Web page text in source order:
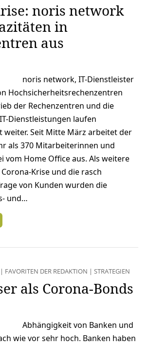
noris network
in
aus
noris network, IT-Dienstleister
Hochsicherheitsrechenzentren
der Rechenzentren und die
Dienstleistungen laufen
weiter. Seit Mitte März arbeitet der
als 370 Mitarbeiterinnen und
vom Home Office aus. Als weitere
Krise und die rasch
von Kunden wurden die
und…
| FAVORITEN DER REDAKTION | STRATEGIEN
als Corona-Bonds
Abhängigkeit von Banken und
wie vor sehr hoch. Banken haben